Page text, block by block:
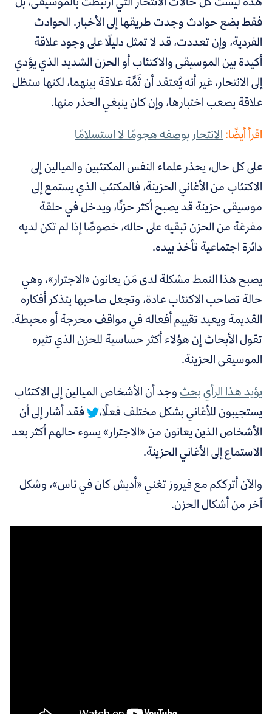
فقط بضع حوادث وجدت طريقها إلى الأخبار. الحوادث
الفردية، وإن تعددت، قد لا تمثل دليلًا على وجود علاقة
أكيدة بين الموسيقى والاكتئاب أو الحزن الشديد الذي يؤدي
إلى الانتحار، غير أنه يُعتقد أن ثَمَّة علاقة بينهما، لكنها ستظل
علاقة يصعب اختبارها، وإن كان ينبغي الحذر منها.
اقرأ أيضًا:الانتحار بوصفه هجومًا لا استسلامًا
على كل حال، يحذرعلماء النفس المكتئبين والميالين إلى
الاكتئاب من الأغاني الحزينة، فالمكتئب الذي يستمع إلى
موسيقى حزينة قد يصبح أكثر حزنًا، ويدخل في حلقة
مفرغة من الحزن تبقيه على حاله، خصوصًا إذا لم تكن لديه
دائرة اجتماعية تأخذ بيده.
يصبح هذا النمط مشكلة لدى مَن يعانون «الاجترار»، وهي
حالة تصاحب الاكتئاب عادة، وتجعل صاحبها يتذكر أفكاره
القديمة ويعيد تقييم أفعاله في مواقف محرجة أو محبطة.
تقول الأبحاث إن هؤلاء أكثر حساسية للحزن الذي تثيره
الموسيقى الحزينة.
يؤيد هذا الرأي بحثوجد أنالأشخاص الميالين إلى الاكتئاب
يستجيبون للأغاني بشكل مختلف فعلًا،
فقد أشار إلى أن
الأشخاص الذين يعانون من «الاجترار» يسوء حالهم أكثر بعد
الاستماع إلى الأغاني الحزينة.
والآنأترككم مع فيروز تغني «أديش كان في ناس»، وشكل
آخر من أشكال الحزن.